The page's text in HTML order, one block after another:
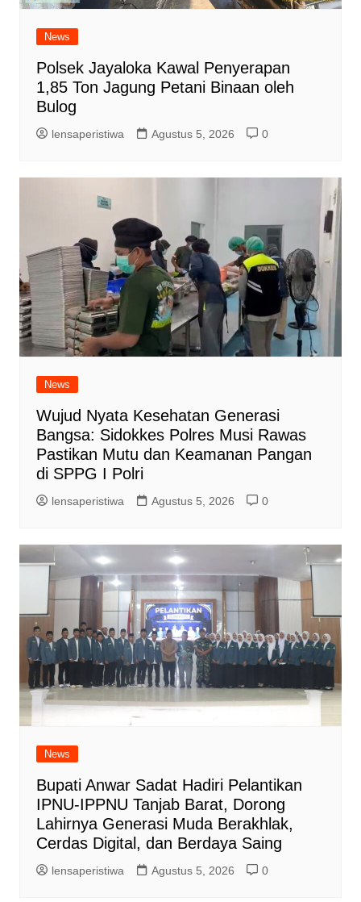
News
Polsek Jayaloka Kawal Penyerapan
1,85 Ton Jagung Petani Binaan oleh
Bulog
lensaperistiwa Agustus 5, 2026 0
News
Wujud Nyata Kesehatan Generasi
Bangsa: Sidokkes Polres Musi Rawas
Pastikan Mutu dan Keamanan Pangan
di SPPG I Polri
lensaperistiwa Agustus 5, 2026 0
News
Bupati Anwar Sadat Hadiri Pelantikan
IPNU-IPPNU Tanjab Barat, Dorong
Lahirnya Generasi Muda Berakhlak,
Cerdas Digital, dan Berdaya Saing
lensaperistiwa Agustus 5, 2026 0